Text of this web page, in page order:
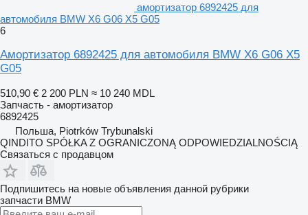
амортизатор 6892425 для
автомобиля BMW X6 G06 X5 G05
6
Амортизатор 6892425 для автомобиля BMW X6 G06 X5
G05
510,90 € 2 200 PLN ≈ 10 240 MDL
Запчасть - амортизатор
6892425
Польша, Piotrków Trybunalski
QINDITO SPÓŁKA Z OGRANICZONĄ ODPOWIEDZIALNOŚCIĄ
Связаться с продавцом
Подпишитесь на новые объявления данной рубрики
запчасти BMW